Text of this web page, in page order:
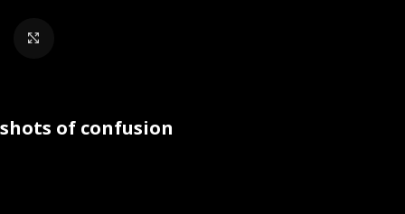
shots of confusion